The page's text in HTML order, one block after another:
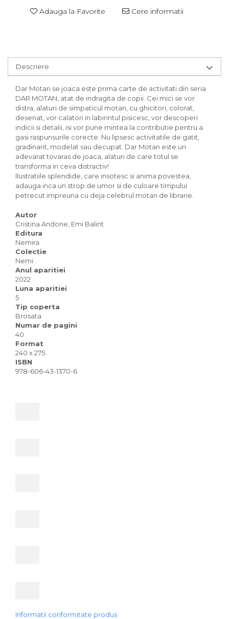
Adauga la Favorite Cere informatii
Descriere
Dar Motan se joaca este prima carte de activitati din seria
DAR MOTAN, atat de indragita de copii. Cei mici se vor
distra, alaturi de simpaticul motan, cu ghicitori, colorat,
desenat, vor calatori in labirintul pisicesc, vor descoperi
indicii si detalii, isi vor pune mintea la contributie pentru a
gasi raspunsurile corecte. Nu lipsesc activitatile de gatit,
gradinarit, modelat sau decupat. Dar Motan este un
adevarat tovaras de joaca, alaturi de care totul se
transforma in ceva distractiv!
Ilustratiile splendide, care insotesc si anima povestea,
adauga inca un strop de umor si de culoare timpului
petrecut impreuna cu deja celebrul motan de librarie.
Autor
Cristina Andone, Emi Balint
Editura
Nemira
Colectie
Nemi
Anul aparitiei
2022
Luna aparitiei
5
Tip coperta
Brosata
Numar de pagini
40
Format
240 x 275
ISBN
978-606-43-1370-6
Informatii conformitate produs